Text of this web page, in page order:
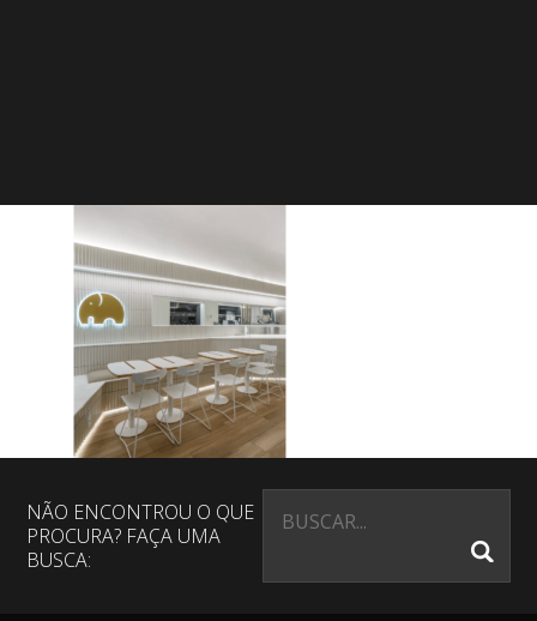
NÃO ENCONTROU O QUE
PROCURA? FAÇA UMA
BUSCA: